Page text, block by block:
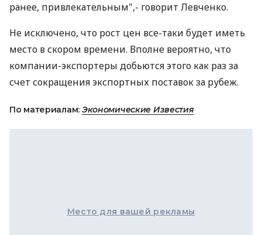
ранее, привлекательным",- говорит Левченко.
Не исключено, что рост цен все-таки будет иметь
место в скором времени. Вполне вероятно, что
компании-экспортеры добьются этого как раз за
счет сокращения экспортных поставок за рубеж.
По материалам: Экономические Известия
Место для вашей рекламы